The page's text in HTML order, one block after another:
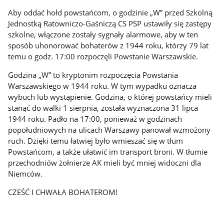
Aby oddać hołd powstańcom, o godzinie „W” przed Szkolną
Jednostką Ratowniczo-Gaśniczą CS PSP ustawiły się zastępy
szkolne, włączone zostały sygnały alarmowe, aby w ten
sposób uhonorować bohaterów z 1944 roku, którzy 79 lat
temu o godz. 17:00 rozpoczęli Powstanie Warszawskie.
Godzina „W” to kryptonim rozpoczęcia Powstania
Warszawskiego w 1944 roku. W tym wypadku oznacza
wybuch lub wystąpienie. Godzina, o której powstańcy mieli
stanąć do walki 1 sierpnia, została wyznaczona 31 lipca
1944 roku. Padło na 17:00, ponieważ w godzinach
popołudniowych na ulicach Warszawy panował wzmożony
ruch. Dzięki temu łatwiej było wmieszać się w tłum
Powstańcom, a także ułatwić im transport broni. W tłumie
przechodniów żołnierze AK mieli być mniej widoczni dla
Niemców.
CZEŚĆ I CHWAŁA BOHATEROM!